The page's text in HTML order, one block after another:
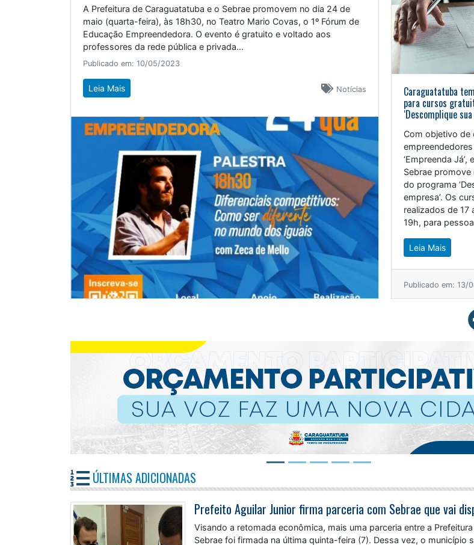
A Prefeitura de Caraguatatuba e o Sebrae promovem no dia 24 de
maio (quarta-feira), às 18h30, no Teatro Mario Covas, o 1º Fórum de
Educação Empreendedora. O evento é gratuito e voltado aos
professores da rede pública e privada...
Publicado em: 10/05/2023
Notícias
Leia Mais Caraguatatuba
para cursos
‘Descomplique
Com objetivo de
‘Empreenda
Sebrae
do programa
empresa’. Os
realizados de 17
19h, para
Leia Mais
Publicado em: 13/
ÚLTIMAS ADICIONADAS
Visando a retomada econômica, mais uma parceria entre a Prefeitura
Sebrae foi firmada na última quinta-feira (7). Dessa vez, o município